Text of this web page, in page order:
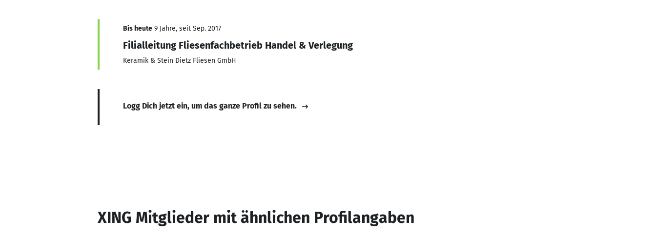
Bis heute 9 Jahre, seit Sep. 2017
Filialleitung Fliesenfachbetrieb Handel & Verlegung
Keramik & Stein Dietz Fliesen GmbH
Logg Dich jetzt ein, um das ganze Profil zu sehen.
XING Mitglieder mit ähnlichen Profilangaben